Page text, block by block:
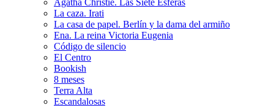
Agatha Christie. Las Siete Esferas
La caza. Irati
La casa de papel. Berlín y la dama del armiño
Ena. La reina Victoria Eugenia
Código de silencio
El Centro
Bookish
8 meses
Terra Alta
Escandalosas